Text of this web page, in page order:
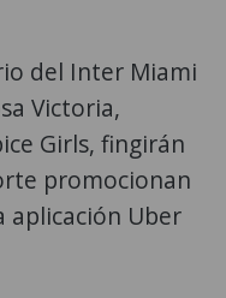
del Inter Miami
Victoria,
Girls, fingirán
promocionan
aplicación Uber